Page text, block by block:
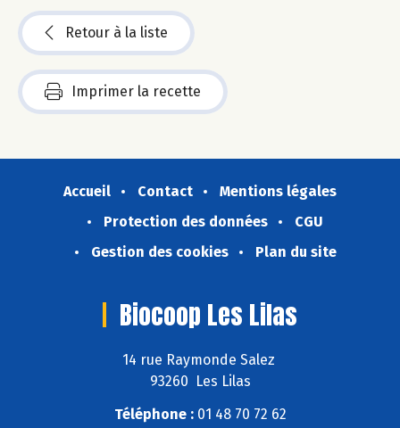
Retour à la liste
Imprimer la recette
Accueil Contact
Mentions légales
Protection des données
CGU
Gestion des cookies
Plan du site
Biocoop Les Lilas
14 rue Raymonde Salez
93260 Les Lilas
Téléphone :01 48 70 72 62